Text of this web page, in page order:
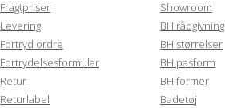
Fragtpriser
Levering
Fortryd ordre
Fortrydelsesformular
Retur
Returlabel
Showroom
BH rådgivning
BH størrelser
BH pasform
BH former
Badetøj